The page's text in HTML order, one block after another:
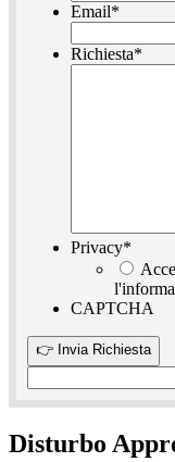
Email*
Richiesta*
Privacy*
CAPTCHA
Disturbo